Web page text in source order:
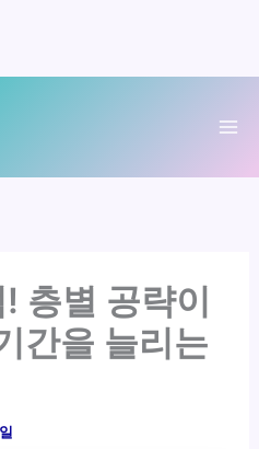
층별 공략이
간을 늘리는